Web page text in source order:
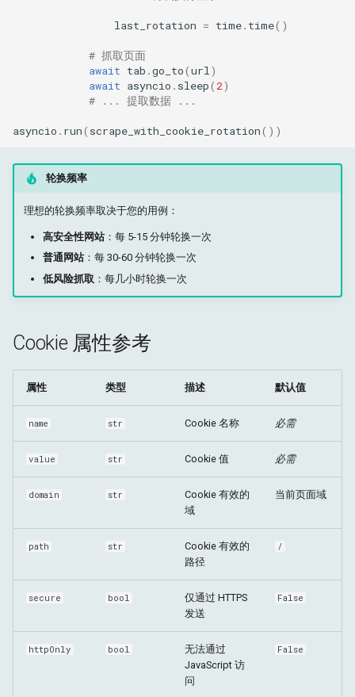
last_rotation = time. time()
# 抓取页面
await tab .go_to(url)
await asyncio . sleep(2)
# ... 提取数据 ...
asyncio . run( scrape_with_cookie_rotation())
轮换频率
理想的轮换频率取决于您的用例：
高安全性网站：每 5-15 分钟轮换一次
普通网站：每 30-60 分钟轮换一次
低风险抓取 ：每几小时轮换一次
Cookie 属性参考
属性 类型 描述 默认值
name str Cookie 名称 必需
value str Cookie 值 必需
domain str
Cookie 有效的
域
当前页面域
path str
Cookie 有效的
路径
/
secure bool
仅通过 HTTPS
发送
False
httpOnly bool
无法通过
JavaScript 访
问
False